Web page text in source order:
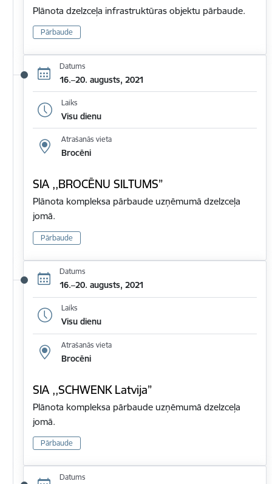
Plānota dzelzceļa infrastruktūras objektu pārbaude.
Pārbaude
Datums
16.–20. augusts, 2021
Laiks
Visu dienu
Atrašanās vieta
Brocēni
SIA ,,BROCĒNU SILTUMS”
Plānota kompleksa pārbaude uzņēmumā dzelzceļa
jomā.
Pārbaude
Datums
16.–20. augusts, 2021
Laiks
Visu dienu
Atrašanās vieta
Brocēni
SIA ,,SCHWENK Latvija”
Plānota kompleksa pārbaude uzņēmumā dzelzceļa
jomā.
Pārbaude
Datums